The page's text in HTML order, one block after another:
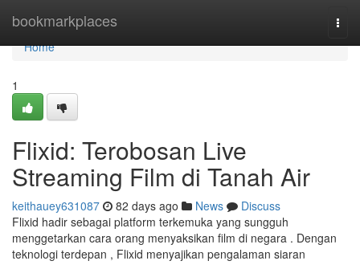
bookmarkplaces
Home
Home
1
Flixid: Terobosan Live
Streaming Film di Tanah Air
keithauey631087 82 days ago News
Discuss
Flixid hadir sebagai platform terkemuka yang sungguh
menggetarkan cara orang menyaksikan film di negara . Dengan
teknologi terdepan , Flixid menyajikan pengalaman siaran